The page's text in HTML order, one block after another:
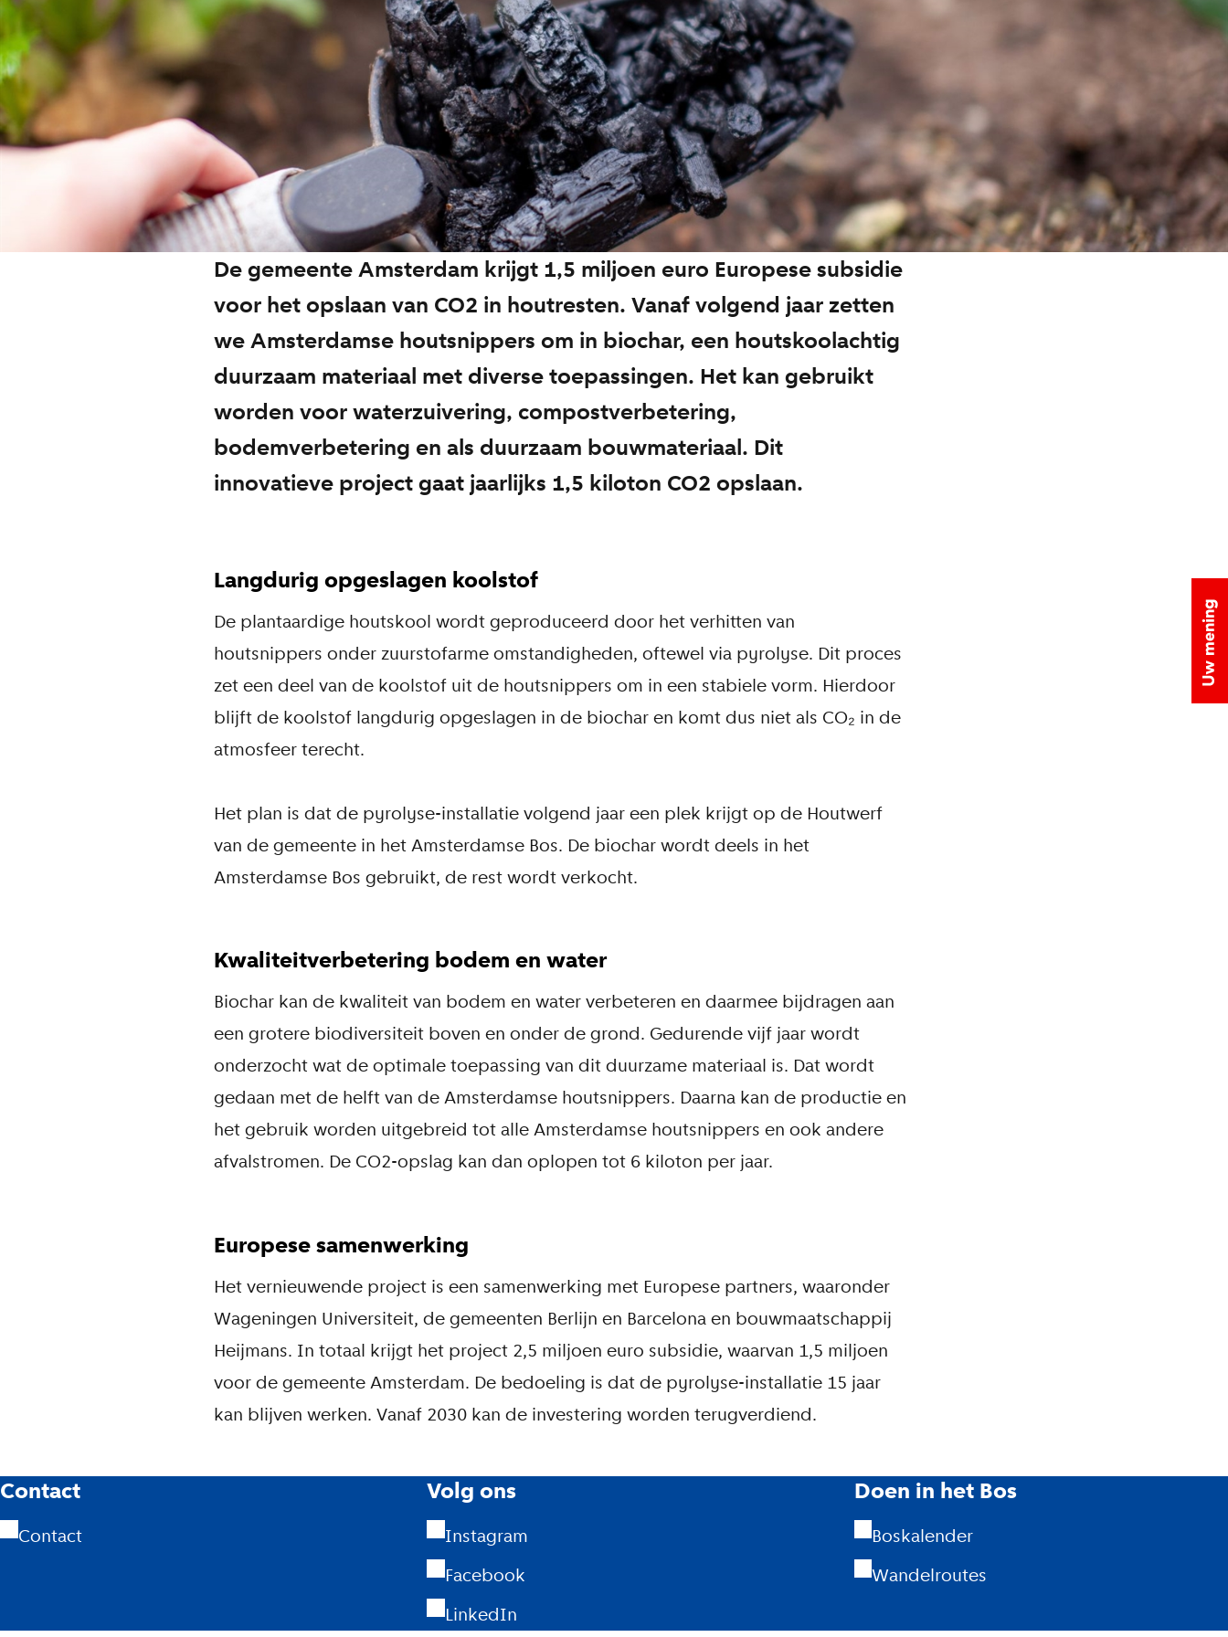
De gemeente Amsterdam krijgt 1,5 miljoen euro Europese subsidie
voor het opslaan van CO2 in houtresten. Vanaf volgend jaar zetten
we Amsterdamse houtsnippers om in biochar, een houtskoolachtig
duurzaam materiaal met diverse toepassingen. Het kan gebruikt
worden voor waterzuivering, compostverbetering,
bodemverbetering en als duurzaam bouwmateriaal. Dit
innovatieve project gaat jaarlijks 1,5 kiloton CO2 opslaan.
Langdurig opgeslagen koolstof
De plantaardige houtskool wordt geproduceerd door het verhitten van
houtsnippers onder zuurstofarme omstandigheden, oftewel via pyrolyse. Dit proces
zet een deel van de koolstof uit de houtsnippers om in een stabiele vorm. Hierdoor
blijft de koolstof langdurig opgeslagen in de biochar en komt dus niet als CO₂ in de
atmosfeer terecht.
Het plan is dat de pyrolyse-installatie volgend jaar een plek krijgt op de Houtwerf
van de gemeente in het Amsterdamse Bos. De biochar wordt deels in het
Amsterdamse Bos gebruikt, de rest wordt verkocht.
Kwaliteitverbetering bodem en water
Biochar kan de kwaliteit van bodem en water verbeteren en daarmee bijdragen aan
een grotere biodiversiteit boven en onder de grond. Gedurende vijf jaar wordt
onderzocht wat de optimale toepassing van dit duurzame materiaal is. Dat wordt
gedaan met de helft van de Amsterdamse houtsnippers. Daarna kan de productie en
het gebruik worden uitgebreid tot alle Amsterdamse houtsnippers en ook andere
afvalstromen. De CO2-opslag kan dan oplopen tot 6 kiloton per jaar.
Europese samenwerking
Het vernieuwende project is een samenwerking met Europese partners, waaronder
Wageningen Universiteit, de gemeenten Berlijn en Barcelona en bouwmaatschappij
Heijmans. In totaal krijgt het project 2,5 miljoen euro subsidie, waarvan 1,5 miljoen
voor de gemeente Amsterdam. De bedoeling is dat de pyrolyse-installatie 15 jaar
kan blijven werken. Vanaf 2030 kan de investering worden terugverdiend.
A
m
Contact
Contact
Volg ons
Instagram
Facebook
LinkedIn
Doen in het Bos
Boskalender
Wandelroutes